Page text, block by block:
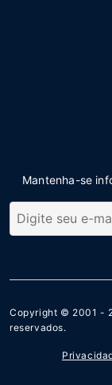
Mantenha-se
Copyright © 2001 -
reservados.